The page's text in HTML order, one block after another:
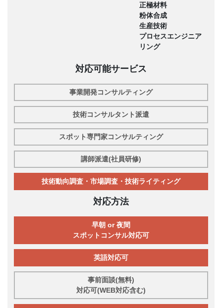
正極材料
粉体合成
生産技術
プロセスエンジニア
リング
対応可能サービス
事業開発コンサルティング
技術コンサルタント派遣
スポット専門家コンサルティング
講師派遣(社員研修)
技術動向調査・市場調査・技術ライティング
対応方法
早朝 or 夜間
スポットコンサル対応可
英語対応可
事前面談(無料)
対応可(WEB対応含む)